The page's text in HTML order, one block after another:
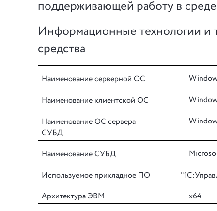
поддерживающей работу в
Информационные технологии и
средства
Наименование серверной ОС
Наименование клиентской ОС
Наименование ОС сервера
СУБД
Наименование СУБД
Используемое прикладное ПО
Архитектура ЭВМ
x64